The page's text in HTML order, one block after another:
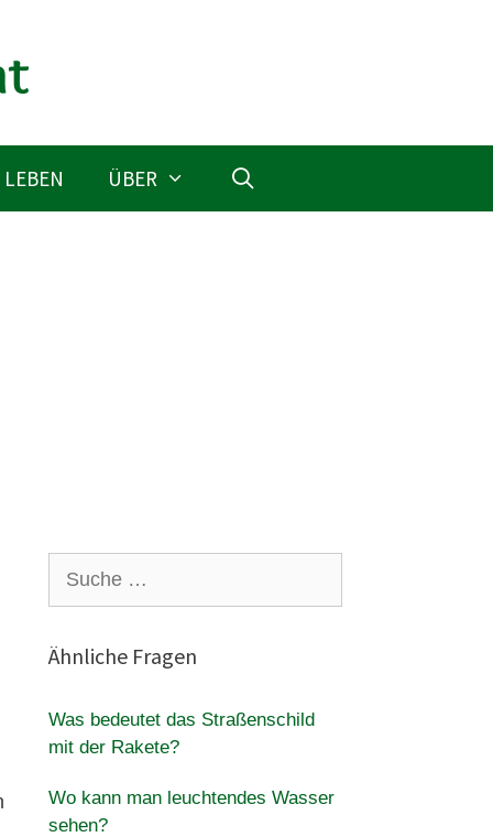
ÜBER
nach:
Ähnliche Fragen
Was bedeutet das Straßenschild
mit der Rakete?
Wo kann man leuchtendes Wasser
sehen?